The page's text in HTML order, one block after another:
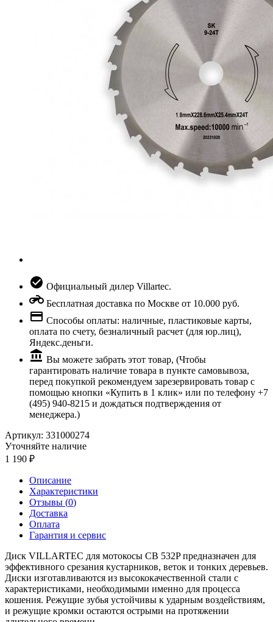
Официальный дилер Villartec.
Бесплатная доставка по Москве от 10.000 руб.
Способы оплаты: наличные, пластиковые карты,
оплата по счету, безналичный расчет (для юр.лиц),
Яндекс.деньги.
Вы можете забрать этот товар, (Чтобы
гарантировать наличие товара в пункте самовывоза,
перед покупкой рекомендуем зарезервировать товар с
помощью кнопки «Купить в 1 клик» или по телефону +7
(495) 940-8215 и дождаться подтверждения от
менеджера.)
Артикул: 331000274
Уточняйте наличие
1 190
Описание
Характеристики
Отзывы (0)
Доставка
Оплата
Гарантия и сервис
Диск VILLARTEC для мотокосы CB 532P предназначен для
эффективного срезания кустарников, веток и тонких деревьев.
Диски изготавливаются из высококачественной стали с
характеристиками, необходимыми именно для процесса
кошения. Режущие зубья устойчивы к ударным воздействиям,
и режущие кромки остаются острыми на протяжении